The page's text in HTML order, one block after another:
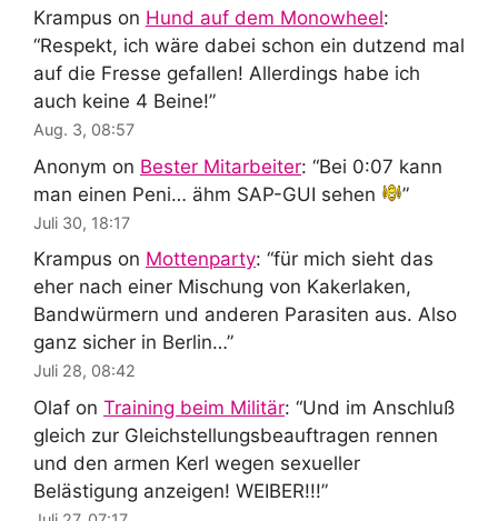
Krampus on Hund auf dem Monowheel:
“Respekt, ich wäre dabei schon ein dutzend mal
auf die Fresse gefallen! Allerdings habe ich
auch keine 4 Beine!”
Aug. 3, 08:57
Anonym on Bester Mitarbeiter: “Bei 0:07 kann
man einen Peni… ähm SAP-GUI sehen
”
Juli 30, 18:17
Krampus on Mottenparty: “für mich sieht das
eher nach einer Mischung von Kakerlaken,
Bandwürmern und anderen Parasiten aus. Also
ganz sicher in Berlin…”
Juli 28, 08:42
Olaf on Training beim Militär: “Und im Anschluß
gleich zur Gleichstellungsbeauftragen rennen
und den armen Kerl wegen sexueller
Belästigung anzeigen! WEIBER!!!”